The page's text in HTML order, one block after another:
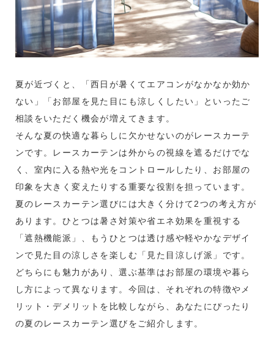
夏が近づくと、「西日が暑くてエアコンがなかなか効か
ない」「お部屋を見た目にも涼しくしたい」といったご
相談をいただく機会が増えてきます。
そんな夏の快適な暮らしに欠かせないのがレースカーテ
ンです。レースカーテンは外からの視線を遮るだけでな
く、室内に入る熱や光をコントロールしたり、お部屋の
印象を大きく変えたりする重要な役割を担っています。
夏のレースカーテン選びには大きく分けて2つの考え方が
あります。ひとつは暑さ対策や省エネ効果を重視する
「遮熱機能派」、もうひとつは透け感や軽やかなデザイ
ンで見た目の涼しさを楽しむ「見た目涼しげ派」です。
どちらにも魅力があり、選ぶ基準はお部屋の環境や暮ら
し方によって異なります。今回は、それぞれの特徴やメ
リット・デメリットを比較しながら、あなたにぴったり
の夏のレースカーテン選びをご紹介します。